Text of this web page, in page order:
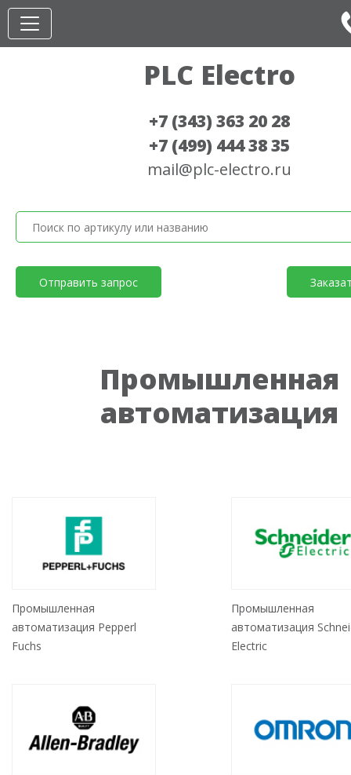
PLC Electro
+7 (343) 363 20 28
+7 (499) 444 38 35
mail@plc-electro.ru
Отправить запрос
Промышленная
автоматизация
Промышленная
автоматизация Pepperl
Fuchs
Промышленная
автоматизация
Electric